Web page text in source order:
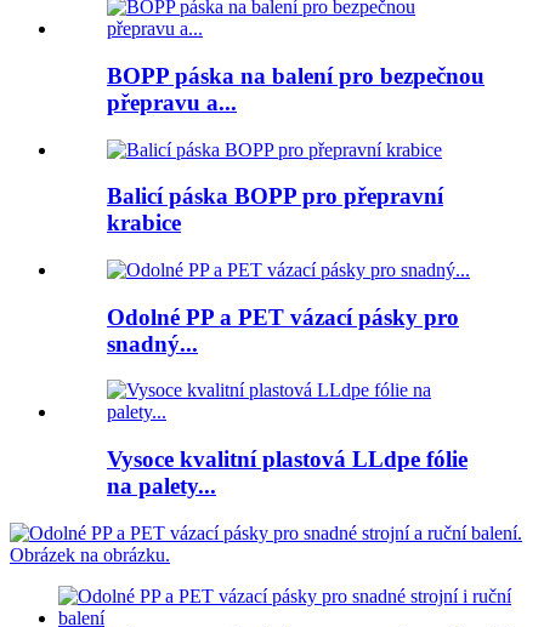
BOPP páska na balení pro bezpečnou
přepravu a...
Balicí páska BOPP pro přepravní
krabice
Odolné PP a PET vázací pásky pro
snadný...
Vysoce kvalitní plastová LLdpe fólie
na palety...